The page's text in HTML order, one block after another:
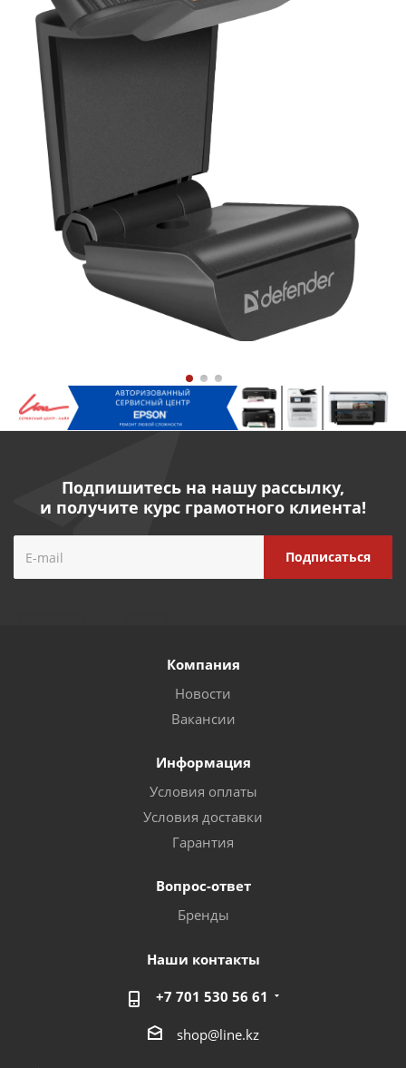
Подпишитесь на нашу рассылку,
и получите курс грамотного клиента!
Компания
Новости
Вакансии
Информация
Условия оплаты
Условия доставки
Гарантия
Вопрос-ответ
Бренды
Наши контакты
+7 701 530 56 61
shop@line.kz